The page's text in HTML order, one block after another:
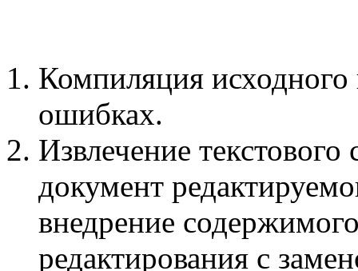
Компиляция
ошибках.
Извлечение
документ
внедрение
редактирования с